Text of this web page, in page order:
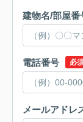
建物名/部屋番
電話番号 必
メールアドレ